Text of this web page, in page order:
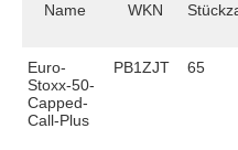
Name WKN
Euro-
Stoxx-50-
Capped-
Call-Plus
PB1ZJT 65